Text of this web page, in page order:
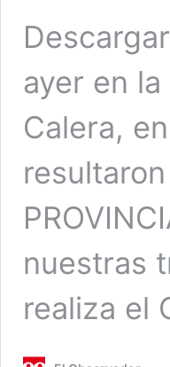
ayer en
Calera,
nuestras
realiza el